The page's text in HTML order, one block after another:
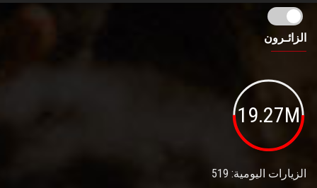
الزائـرون
19.27M
الزيارات اليومية: 519